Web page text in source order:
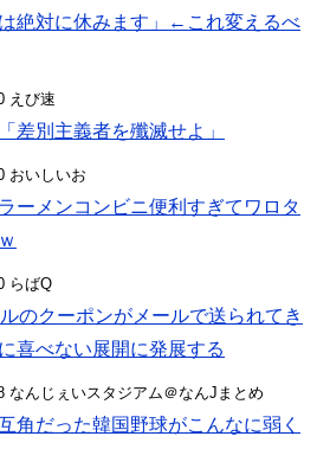
絶対に休みます」←これ変えるべ
えび速
差別主義者を殲滅せよ」
おいしいお
ーメンコンビニ便利すぎてワロタ
らばQ
のクーポンがメールで送られてき
喜べない展開に発展する
なんじぇいスタジアム＠なんJまとめ
角だった韓国野球がこんなに弱く